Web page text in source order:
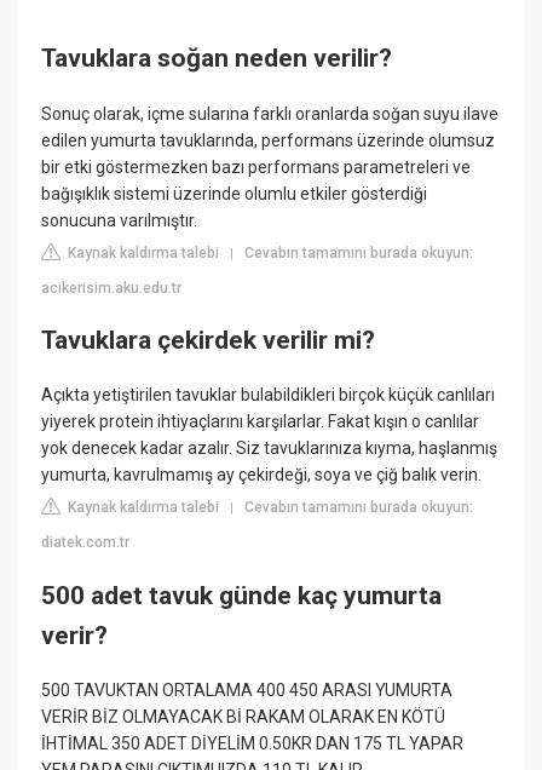
Tavuklara soğan neden verilir?
Sonuç olarak, içme sularına farklı oranlarda soğan suyu ilave
edilen yumurta tavuklarında, performans üzerinde olumsuz
bir etki göstermezken bazı performans parametreleri ve
bağışıklık sistemi üzerinde olumlu etkiler gösterdiği
sonucuna varılmıştır.
Kaynak kaldırma talebi |Cevabın tamamını burada okuyun:
acikerisim.aku.edu.tr
Tavuklara çekirdek verilir mi?
Açıkta yetiştirilen tavuklar bulabildikleri birçok küçük canlıları
yiyerek protein ihtiyaçlarını karşılarlar. Fakat kışın o canlılar
yok denecek kadar azalır. Siz tavuklarınıza kıyma, haşlanmış
yumurta, kavrulmamış ay çekirdeği, soya ve çiğ balık verin.
Kaynak kaldırma talebi |Cevabın tamamını burada okuyun:
diatek.com.tr
500 adet tavuk günde kaç yumurta
verir?
500 TAVUKTAN ORTALAMA 400 450 ARASI YUMURTA
VERİR BİZ OLMAYACAK Bİ RAKAM OLARAK EN KÖTÜ
İHTİMAL 350 ADET DİYELİM 0.50KR DAN 175 TL YAPAR